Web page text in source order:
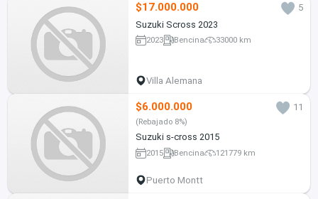
$17.000.000
5
Suzuki Scross 2023
2023 Bencina 33000 km
Villa Alemana
$6.000.000 11
(Rebajado 8%)
Suzuki s-cross 2015
2015 Bencina 121779 km
Puerto Montt